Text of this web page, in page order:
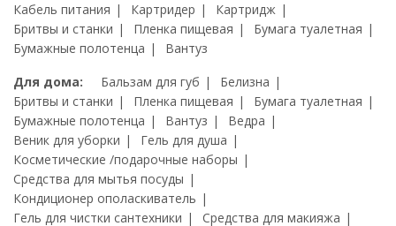
Кабель питания
Картридер
Картридж
Бритвы и станки
Пленка пищевая
Бумага туалетная
Бумажные полотенца
Вантуз
Для дома:
Бальзам для губ
Белизна
Бритвы и станки
Пленка пищевая
Бумага туалетная
Бумажные полотенца
Вантуз
Ведра
Веник для уборки
Гель для душа
Косметические /подарочные наборы
Средства для мытья посуды
Кондиционер ополаскиватель
Гель для чистки сантехники
Средства для макияжа